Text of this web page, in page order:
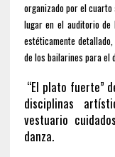
organizado por el cuarto
lugar en el auditorio
estéticamente
de los bailarines para el
“El plato fuerte”
disciplinas
vestuario
danza.